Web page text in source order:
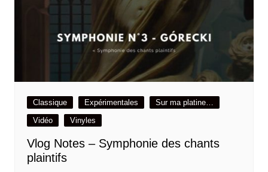
Classique Expérimentales
Sur ma platine…
Vidéo
Vinyles
Vlog Notes – Symphonie des chants
plaintifs